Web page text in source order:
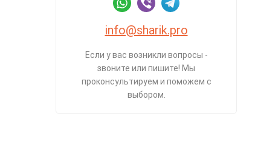
info@sharik.pro
Если у вас возникли вопросы -
звоните или пишите! Мы
проконсультируем и поможем с
выбором.